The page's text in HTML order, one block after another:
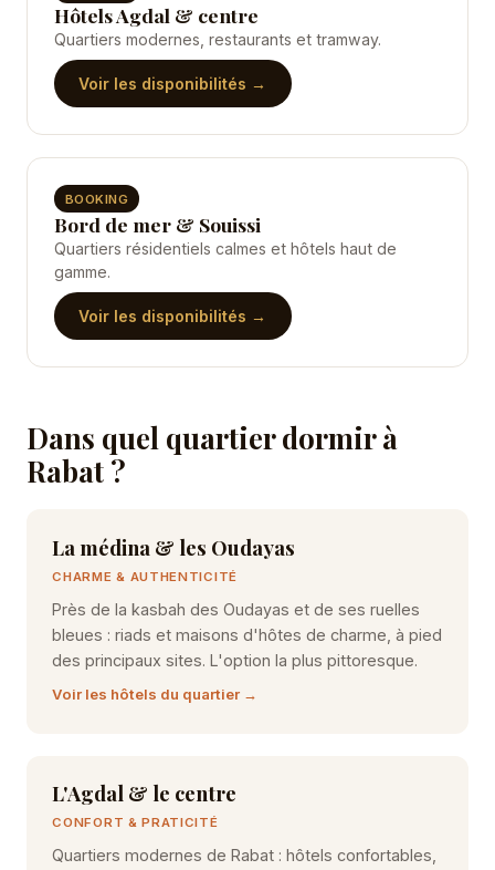
Hôtels Agdal & centre
Quartiers modernes, restaurants et tramway.
Voir les disponibilités →
BOOKING
Bord de mer & Souissi
Quartiers résidentiels calmes et hôtels haut de
gamme.
Voir les disponibilités →
Dans quel quartier dormir à
Rabat ?
La médina & les Oudayas
CHARME & AUTHENTICITÉ
Près de la kasbah des Oudayas et de ses ruelles
bleues : riads et maisons d'hôtes de charme, à pied
des principaux sites. L'option la plus pittoresque.
Voir les hôtels du quartier →
L'Agdal & le centre
CONFORT & PRATICITÉ
Quartiers modernes de Rabat : hôtels confortables,